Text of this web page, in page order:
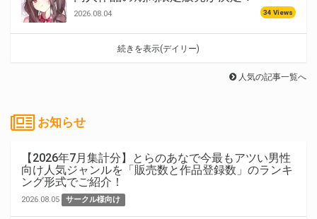
2026.08.04 34 Views
続きを表示(デイリー)
人気の記事一覧へ
お知らせ
【2026年7月集計分】とらのあなで今最もアツい男性
向け人気ジャンルを「販売数と作品登録数」のランキ
ング形式でご紹介！
2026.08.05 サークル様向け